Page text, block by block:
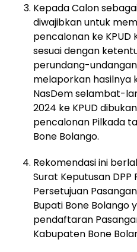
Kepada Calon
diwajibkan untuk
pencalonan ke KPUD
sesuai dengan
perundang-
melaporkan hasilnya
NasDem selambat-
2024 ke KPUD
pencalonan Pilkada
Bone Bolango.
Rekomendasi ini
Surat Keputusan
Persetujuan
Bupati Bone Bolango
pendaftaran
Kabupaten Bone